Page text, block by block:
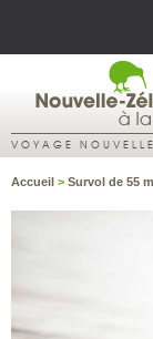
VOYAGE
Accueil > Survol de 55